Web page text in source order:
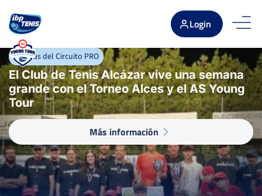
Login
Novedades
Jordi Domenech Castillo y Judith Perelló
Saavedra, campeones del 48º Torneo
Ciudad de Torrevieja
Más información
Noticias del Circuito PRO
El Club de Tenis Alcázar vive una semana
grande con el Torneo Alces y el AS Young
Tour
Más información
Noticias Circuito Young Tour
Más información